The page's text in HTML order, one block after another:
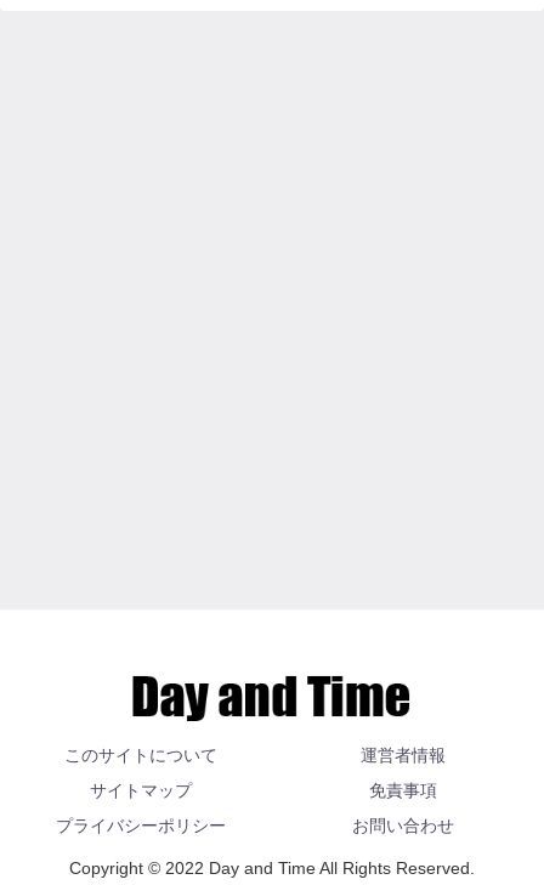
このサイトについて
運営者情報
サイトマップ
免責事項
プライバシーポリシー
お問い合わせ
Copyright © 2022 Day and Time All Rights Reserved.